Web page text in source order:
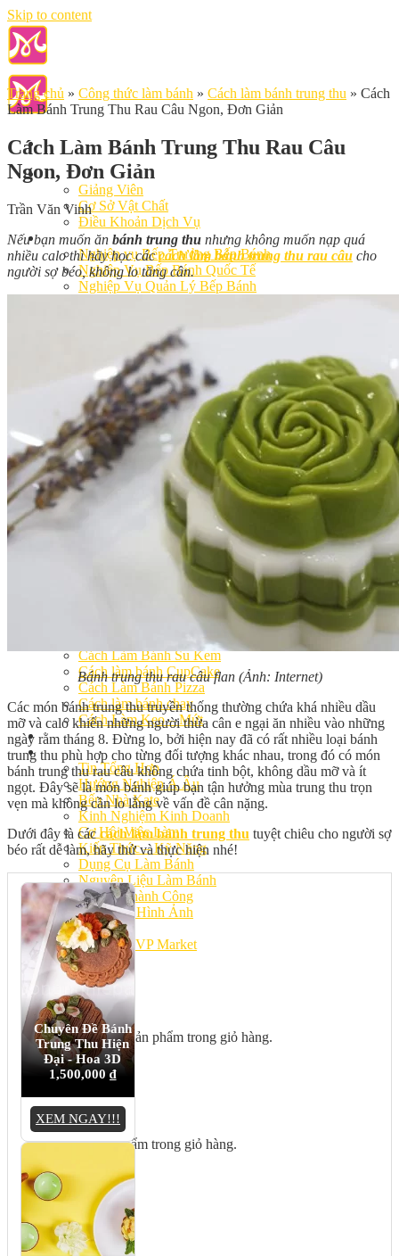
Skip to content
Giới Thiệu
Giảng Viên
Cơ Sở Vật Chất
Điều Khoản Dịch Vụ
Học Làm Bánh
Nghiệp vụ Bếp Trưởng Bếp Bánh
Nghiệp Vụ Bếp Bánh Quốc Tế
Nghiệp Vụ Quản Lý Bếp Bánh
Khóa Học Làm Bánh Việt
Khóa Học Làm Bánh Nhật
Khóa Học Bánh Đài Loan
Học Làm Bánh Ngắn Hạn
Khóa Học Bánh Kinh Doanh
Khóa Học Handmade Mini Cake
Master Class
Chuyên Đề
Khai Giảng
Lịch học – Lịch thi
Đăng Ký Học
Công Thức
Cách Làm Bánh Việt
Cách Làm Bánh Âu
Cách Làm Bánh Kem
Cách Làm Bánh Mì
Cách Làm Bánh Trung Thu
Cách Làm Bánh Flan
Cách Làm Bánh Bao
Cách Làm Bánh Bông Lan
Cách Làm Bánh Su Kem
Cách làm bánh CupCake
Cách Làm Bánh Pizza
Cách làm bánh chay
Cách Làm Kẹo – Mứt
Video
Tin tức
Tin Tổng Hợp
Hướng Nghiệp Á Âu
Bếp Nhà Kate
Kinh Nghiệm Kinh Doanh
Cơ Hội Việc Làm
Kiến Thức – Kỹ Năng
Dụng Cụ Làm Bánh
Nguyên Liệu Làm Bánh
Gương Thành Công
Thư Viện Hình Ảnh
Hỏi Đáp
Siêu thị ĐVP Market
Việc Làm
Chưa có sản phẩm trong giỏ hàng.
Giỏ hàng
Chưa có sản phẩm trong giỏ hàng.
Trang chủ » Công thức làm bánh » Cách làm bánh trung thu » Cách
Làm Bánh Trung Thu Rau Câu Ngon, Đơn Giản
Cách Làm Bánh Trung Thu Rau Câu
Ngon, Đơn Giản
Trần Văn Vinh
Nếu bạn muốn ăn bánh trung thu nhưng không muốn nạp quá
nhiều calo thì hãy học cáccách làm bánh trung thu rau câu cho
người sợ béo, không lo tăng cân.
Bánh trung thu rau câu flan (Ảnh: Internet)
Các món bánh trung thu truyền thống thường chứa khá nhiều dầu
mỡ và calo khiến những người thừa cân e ngại ăn nhiều vào những
ngày rằm tháng 8. Đừng lo, bởi hiện nay đã có rất nhiều loại bánh
trung thu phù hợp cho từng đối tượng khác nhau, trong đó có món
bánh trung thu rau câu không chứa tinh bột, không dầu mỡ và ít
ngọt. Đây sẽ là món bánh giúp bạn tận hưởng mùa trung thu trọn
vẹn mà không cần lo lắng về vấn đề cân nặng.
Dưới đây là cáccách làm bánh trung thu tuyệt chiêu cho người sợ
béo rất dễ làm, hãy thử và thực hiện nhé!
Chuyên Đề Bánh
Trung Thu Hiện
Đại - Hoa 3D
1,500,000₫
XEM NGAY!!!